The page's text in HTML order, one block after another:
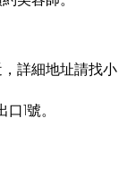
詳細地址請找小
1號。